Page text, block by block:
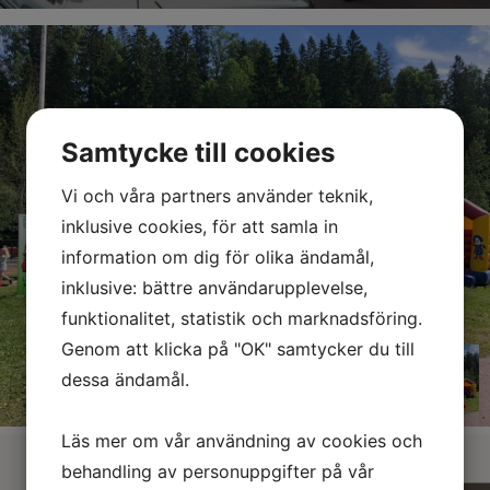
Barnens dal
Samtycke till cookies
Vi och våra partners använder teknik,
inklusive cookies, för att samla in
information om dig för olika ändamål,
inklusive: bättre användarupplevelse,
funktionalitet, statistik och marknadsföring.
Genom att klicka på "OK" samtycker du till
dessa ändamål.
Läs mer om vår användning av cookies och
behandling av personuppgifter på vår